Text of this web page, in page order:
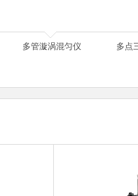
多管漩涡混匀仪 多点